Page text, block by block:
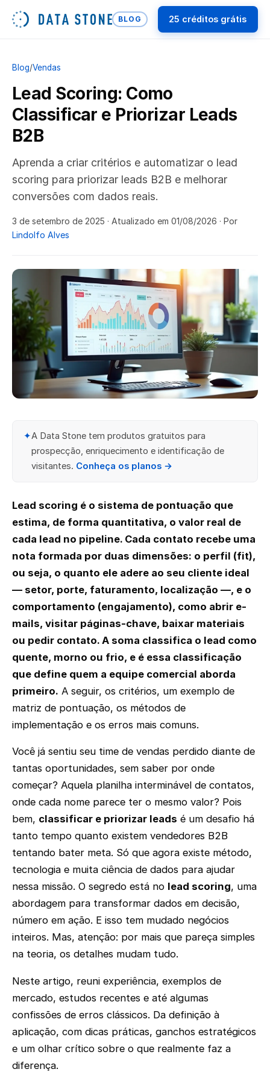
BLOG 25 créditos grátis
Blog/Vendas
Lead Scoring: Como
Classificar e Priorizar Leads
B2B
Aprenda a criar critérios e automatizar o lead
scoring para priorizar leads B2B e melhorar
conversões com dados reais.
3 de setembro de 2025 · Atualizado em 01/08/2026 · Por
Lindolfo Alves
✦A Data Stone tem produtos gratuitos para
prospecção, enriquecimento e identificação de
visitantes. Conheça os planos →
Lead scoring é o sistema de pontuação que
estima, de forma quantitativa, o valor real de
cada lead no pipeline. Cada contato recebe uma
nota formada por duas dimensões: o perfil (fit),
ou seja, o quanto ele adere ao seu cliente ideal
— setor, porte, faturamento, localização —, e o
comportamento (engajamento), como abrir e-
mails, visitar páginas-chave, baixar materiais
ou pedir contato. A soma classifica o lead como
quente, morno ou frio, e é essa classificação
que define quem a equipe comercial aborda
primeiro. A seguir, os critérios, um exemplo de
matriz de pontuação, os métodos de
implementação e os erros mais comuns.
Você já sentiu seu time de vendas perdido diante de
tantas oportunidades, sem saber por onde
começar? Aquela planilha interminável de contatos,
onde cada nome parece ter o mesmo valor? Pois
bem, classificar e priorizar leads é um desafio há
tanto tempo quanto existem vendedores B2B
tentando bater meta. Só que agora existe método,
tecnologia e muita ciência de dados para ajudar
nessa missão. O segredo está no lead scoring, uma
abordagem para transformar dados em decisão,
número em ação. E isso tem mudado negócios
inteiros. Mas, atenção: por mais que pareça simples
na teoria, os detalhes mudam tudo.
Neste artigo, reuni experiência, exemplos de
mercado, estudos recentes e até algumas
confissões de erros clássicos. Da definição à
aplicação, com dicas práticas, ganchos estratégicos
e um olhar crítico sobre o que realmente faz a
diferença.